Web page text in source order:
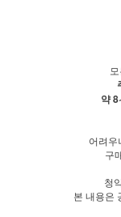
약
어려우
구
청
본 내용은